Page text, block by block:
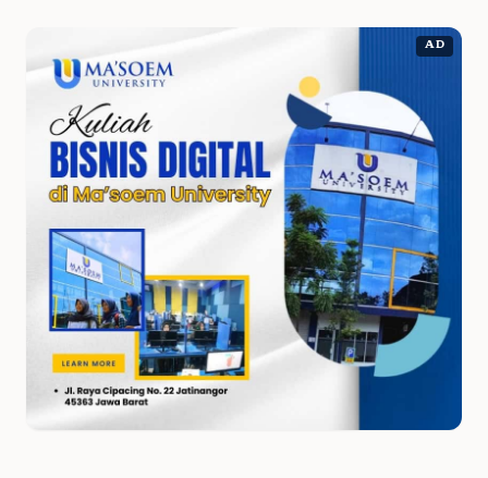
AD